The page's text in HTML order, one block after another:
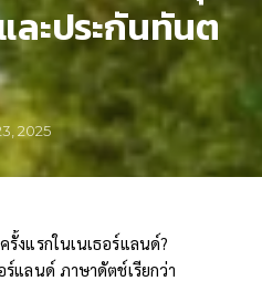
ะประกันทันต
2025
งแรกในเนเธอร์แลนด์?
แลนด์ ภาษาดัตช์เรียกว่า